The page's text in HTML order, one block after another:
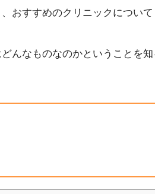
おすすめのクリニックについ
んなものなのかということを知